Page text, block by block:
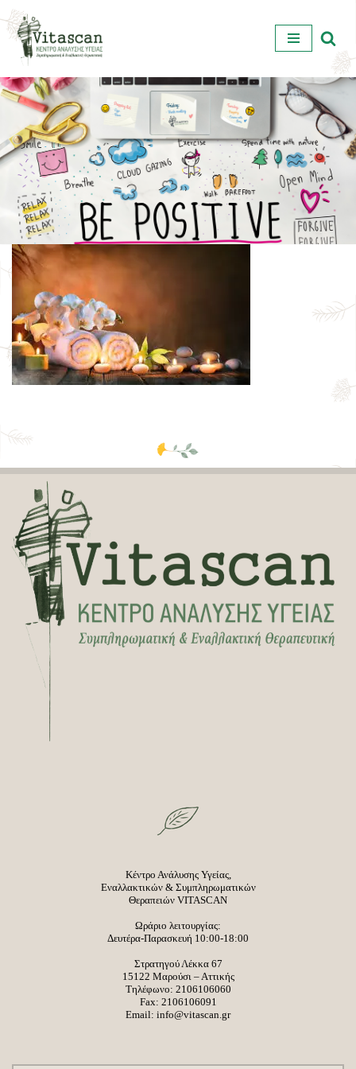
Μεταπηδήστε
στο
περιεχόμενο
Κέντρο Ανάλυσης Υγείας,
Εναλλακτικών & Συμπληρωματικών
Θεραπειών VITASCAN
Ωράριο λειτουργίας:
Δευτέρα-Παρασκευή 10:00-18:00
Στρατηγού Λέκκα 67
15122 Μαρούσι – Αττικής
Τηλέφωνο: 2106106060
Fax: 2106106091
Email: info@vitascan.gr